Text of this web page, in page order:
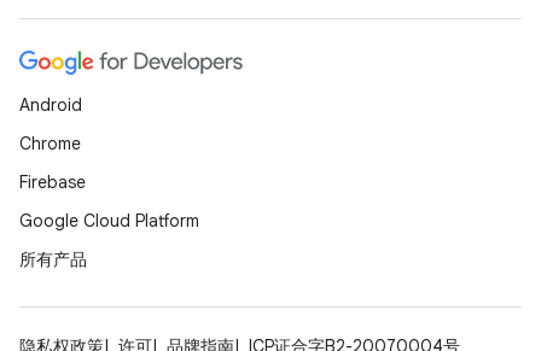
Android
Chrome
Firebase
Google Cloud Platform
所有产品
隐私权政策 许可 品牌指南 ICP证合字B2-20070004号